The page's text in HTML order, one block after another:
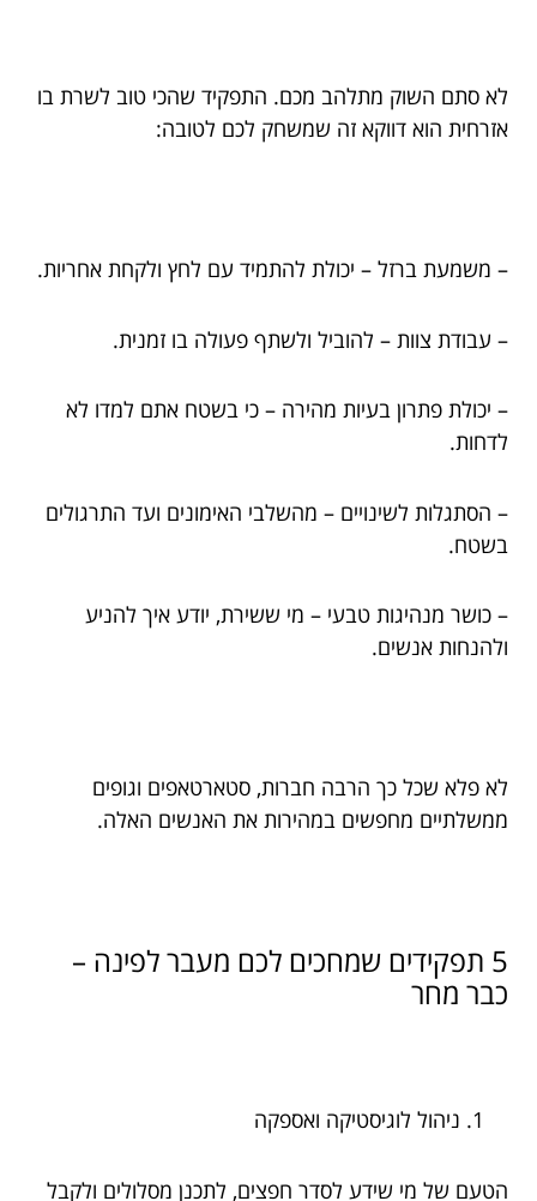
לא סתם השוק מתלהב מכם. התפקיד שהכי טוב לשרת בו
אזרחית הוא דווקא זה שמשחק לכם לטובה:
– משמעת ברזל – יכולת להתמיד עם לחץ ולקחת אחריות.
– עבודת צוות – להוביל ולשתף פעולה בו זמנית.
– יכולת פתרון בעיות מהירה – כי בשטח אתם למדו לא
לדחות.
– הסתגלות לשינויים – מהשלבי האימונים ועד התרגולים
בשטח.
– כושר מנהיגות טבעי – מי ששירת, יודע איך להניע
ולהנחות אנשים.
לא פלא שכל כך הרבה חברות, סטארטאפים וגופים
ממשלתיים מחפשים במהירות את האנשים האלה.
5 תפקידים שמחכים לכם מעבר לפינה –
כבר מחר
ניהול לוגיסטיקה ואספקה
הטעם של מי שידע לסדר חפצים, לתכנן מסלולים ולקבל